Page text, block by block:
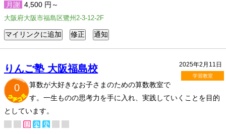
月謝 4,500 円～
大阪府大阪市福島区鷺州2-3-12-2F
2025年2月11日
学習教室
りんご塾 大阪福島校
0
算数が大好きなお子さまのための算数教室で
す。一生ものの思考力を手に入れ、実践していくことを目的
としています。